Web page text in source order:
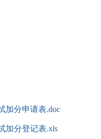
加分申请表.doc
加分登记表.xls